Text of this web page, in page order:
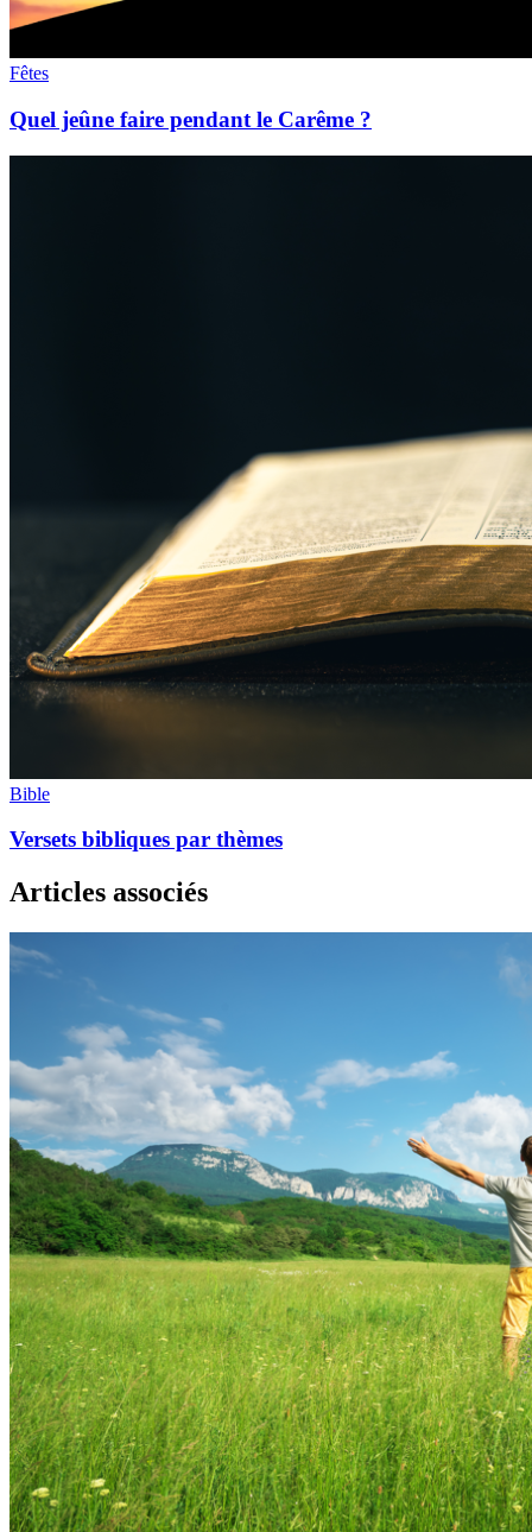
Fêtes
Quel jeûne faire pendant le Carême ?
Bible
Versets bibliques par thèmes
Articles associés